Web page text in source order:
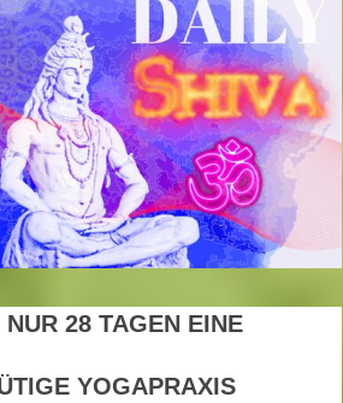
28 TAGEN EINE
YOGAPRAXIS